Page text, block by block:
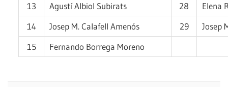
13
Agustí Albiol Subirats 28
Elena
14
Josep M. Calafell Amenós 29
Josep
15
Fernando Borrega Moreno